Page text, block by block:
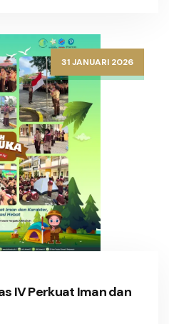
31 JANUARI 2026
IV Perkuat Iman dan